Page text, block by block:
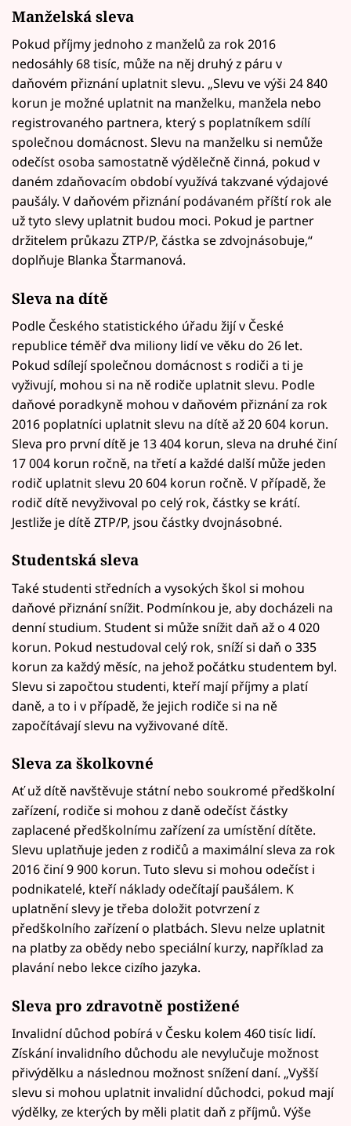
Manželská sleva
Pokud příjmy jednoho z manželů za rok 2016
nedosáhly 68 tisíc, může na něj druhý z páru v
daňovém přiznání uplatnit slevu. „Slevu ve výši 24 840
korun je možné uplatnit na manželku, manžela nebo
registrovaného partnera, který s poplatníkem sdílí
společnou domácnost. Slevu na manželku si nemůže
odečíst osoba samostatně výdělečně činná, pokud v
daném zdaňovacím období využívá takzvané výdajové
paušály. V daňovém přiznání podávaném příští rok ale
už tyto slevy uplatnit budou moci. Pokud je partner
držitelem průkazu ZTP/P, částka se zdvojnásobuje,“
doplňuje Blanka Štarmanová.
Sleva na dítě
Podle Českého statistického úřadu žijí v České
republice téměř dva miliony lidí ve věku do 26 let.
Pokud sdílejí společnou domácnost s rodiči a ti je
vyživují, mohou si na ně rodiče uplatnit slevu. Podle
daňové poradkyně mohou v daňovém přiznání za rok
2016 poplatníci uplatnit slevu na dítě až 20 604 korun.
Sleva pro první dítě je 13 404 korun, sleva na druhé činí
17 004 korun ročně, na třetí a každé další může jeden
rodič uplatnit slevu 20 604 korun ročně. V případě, že
rodič dítě nevyživoval po celý rok, částky se krátí.
Jestliže je dítě ZTP/P, jsou částky dvojnásobné.
Studentská sleva
Také studenti středních a vysokých škol si mohou
daňové přiznání snížit. Podmínkou je, aby docházeli na
denní studium. Student si může snížit daň až o 4 020
korun. Pokud nestudoval celý rok, sníží si daň o 335
korun za každý měsíc, na jehož počátku studentem byl.
Slevu si započtou studenti, kteří mají příjmy a platí
daně, a to i v případě, že jejich rodiče si na ně
započítávají slevu na vyživované dítě.
Sleva za školkovné
Ať už dítě navštěvuje státní nebo soukromé předškolní
zařízení, rodiče si mohou z daně odečíst částky
zaplacené předškolnímu zařízení za umístění dítěte.
Slevu uplatňuje jeden z rodičů a maximální sleva za rok
2016 činí 9 900 korun. Tuto slevu si mohou odečíst i
podnikatelé, kteří náklady odečítají paušálem. K
uplatnění slevy je třeba doložit potvrzení z
předškolního zařízení o platbách. Slevu nelze uplatnit
na platby za obědy nebo speciální kurzy, například za
plavání nebo lekce cizího jazyka.
Sleva pro zdravotně postižené
Invalidní důchod pobírá v Česku kolem 460 tisíc lidí.
Získání invalidního důchodu ale nevylučuje možnost
přivýdělku a následnou možnost snížení daní. „Vyšší
slevu si mohou uplatnit invalidní důchodci, pokud mají
výdělky, ze kterých by měli platit daň z příjmů. Výše